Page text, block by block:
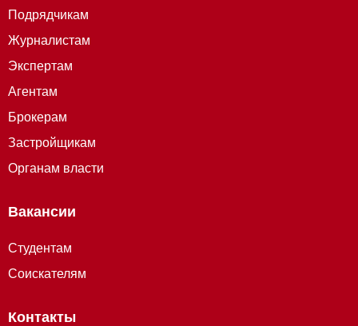
Подрядчикам
Журналистам
Экспертам
Агентам
Брокерам
Застройщикам
Органам власти
Вакансии
Студентам
Соискателям
Контакты